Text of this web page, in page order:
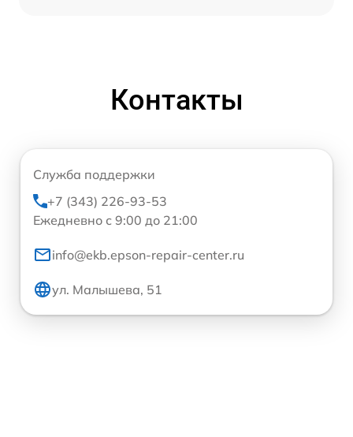
Контакты
Служба поддержки
+7 (343) 226-93-53
Ежедневно с 9:00 до 21:00
info@ekb.epson-repair-center.ru
ул. Малышева, 51